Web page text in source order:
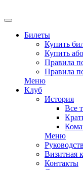
Билеты
Купить
Купить
Правила
Правила
Меню
Клуб
История
Все
Меню
Визитная
Контакты